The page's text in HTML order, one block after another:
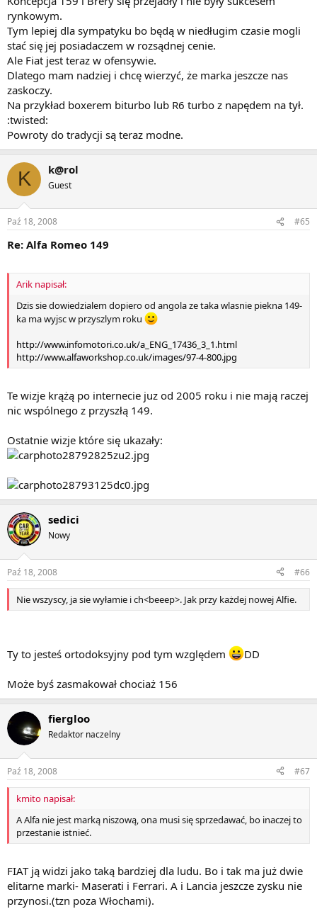
rynkowym.
Tym lepiej dla sympatyku bo będą w niedługim czasie mogli
stać się jej posiadaczem w rozsądnej cenie.
Ale Fiat jest teraz w ofensywie.
Dlatego mam nadziej i chcę wierzyć, że marka jeszcze nas
zaskoczy.
Na przykład boxerem biturbo lub R6 turbo z napędem na tył.
:twisted:
Powroty do tradycji są teraz modne.
K k@rol
Guest
Paź 18, 2008 #65
Re: Alfa Romeo 149
Arik napisał:
Dzis sie dowiedzialem dopiero od angola ze taka wlasnie piekna 149-
ka ma wyjsc w przyszlym roku
http://www.infomotori.co.uk/a_ENG_17436_3_1.html
http://www.alfaworkshop.co.uk/images/97-4-800.jpg
Te wizje krążą po internecie juz od 2005 roku i nie mają raczej
nic wspólnego z przyszłą 149.
Ostatnie wizje które się ukazały:
sedici
Nowy
Paź 18, 2008 #66
Nie wszyscy, ja sie wyłamie i ch<beeep>. Jak przy każdej nowej Alfie.
Ty to jesteś ortodoksyjny pod tym względem DD
Może byś zasmakował chociaż 156
fiergloo
Redaktor naczelny
Paź 18, 2008 #67
kmito napisał:
A Alfa nie jest marką niszową, ona musi się sprzedawać, bo inaczej to
przestanie istnieć.
FIAT ją widzi jako taką bardziej dla ludu. Bo i tak ma już dwie
elitarne marki- Maserati i Ferrari. A i Lancia jeszcze zysku nie
przynosi.(tzn poza Włochami).